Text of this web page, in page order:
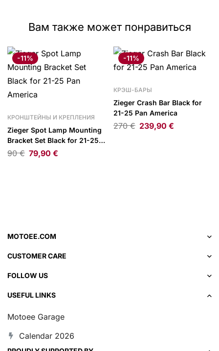
Вам также может понравиться
-11%
КРОНШТЕЙНЫ И КРЕПЛЕНИЯ
Zieger Spot Lamp Mounting
Bracket Set Black for 21-25
Pan America
90€ 79,90 €
-11%
КРЭШ-БАРЫ
Zieger Crash Bar Black for
21-25 Pan America
270€ 239,90 €
MOTOEE.COM
CUSTOMER CARE
FOLLOW US
USEFUL LINKS
Motoee Garage
Calendar 2026